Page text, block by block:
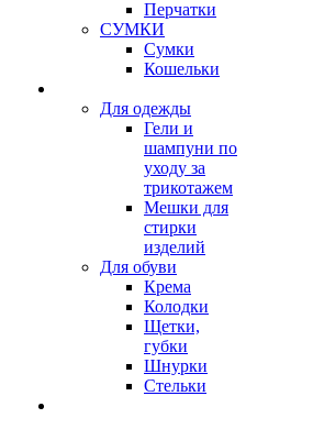
Перчатки
СУМКИ
Сумки
Кошельки
Для одежды
Гели и
шампуни по
уходу за
трикотажем
Мешки для
стирки
изделий
Для обуви
Крема
Колодки
Щетки,
губки
Шнурки
Стельки